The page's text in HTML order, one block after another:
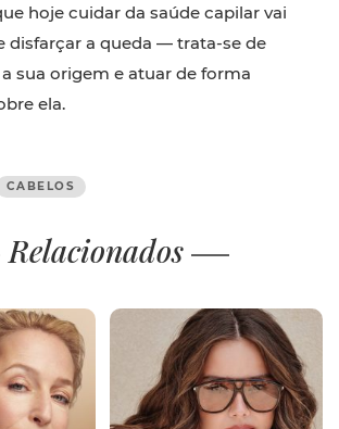
hoje cuidar da saúde capilar vai
disfarçar a queda — trata-se de
sua origem e atuar de forma
ela.
CABELOS
Relacionados